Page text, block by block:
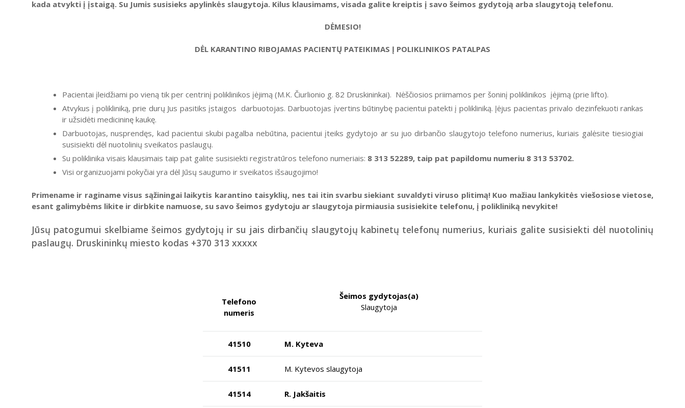
kada atvykti į įstaigą. Su Jumis susisieks apylinkės slaugytoja. Kilus klausimams, visada galite kreiptis į savo šeimos gydytoją arba slaugytoją telefonu.
DĖMESIO!
DĖL KARANTINO RIBOJAMAS PACIENTŲ PATEIKIMAS Į POLIKLINIKOS PATALPAS
Pacientai įleidžiami po vieną tik per centrinį poliklinikos įėjimą (M.K. Čiurlionio g. 82 Druskininkai). Nėščiosios priimamos per šoninį poliklinikos įėjimą (prie lifto).
Atvykus į polikliniką, prie durų Jus pasitiks įstaigos darbuotojas. Darbuotojas įvertins būtinybę pacientui patekti į polikliniką. Įėjus pacientas privalo dezinfekuoti rankas
ir užsidėti medicininę kaukę.
Darbuotojas, nusprendęs, kad pacientui skubi pagalba nebūtina, pacientui įteiks gydytojo ar su juo dirbančio slaugytojo telefono numerius, kuriais galėsite tiesiogiai
susisiekti dėl nuotolinių sveikatos paslaugų.
Su poliklinika visais klausimais taip pat galite susisiekti registratūros telefono numeriais: 8 313 52289, taip pat papildomu numeriu 8 313 53702.
Visi organizuojami pokyčiai yra dėl Jūsų saugumo ir sveikatos išsaugojimo!
Primename ir raginame visus sąžiningai laikytis karantino taisyklių, nes tai itin svarbu siekiant suvaldyti viruso plitimą! Kuo mažiau lankykitės viešosiose vietose,
esant galimybėms likite ir dirbkite namuose, su savo šeimos gydytoju ar slaugytoja pirmiausia susisiekite telefonu, į polikliniką nevykite!
Jūsų patogumui skelbiame šeimos gydytojų ir su jais dirbančių slaugytojų kabinetų telefonų numerius, kuriais galite susisiekti dėl nuotolinių
paslaugų. Druskininkų miesto kodas +370 313 xxxxx
Telefono
numeris
Šeimos gydytojas(a)
Slaugytoja
41510 M. Kyteva
41511 M. Kytevos slaugytoja
41514 R. Jakšaitis